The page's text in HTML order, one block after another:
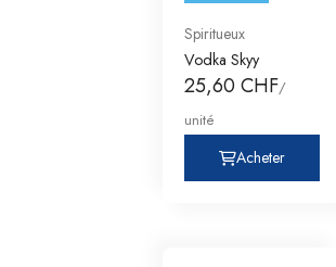
Spiritueux
Vodka Skyy
25,60 CHF/
unité
Acheter